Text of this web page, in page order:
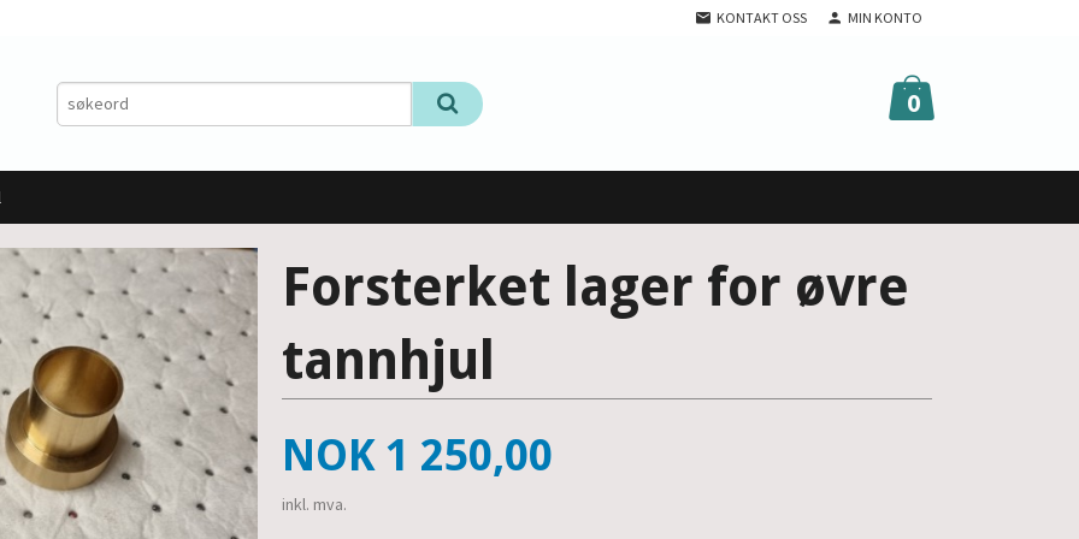
KONTAKT OSS MIN KONTO
0
Forsterket lager for øvre
tannhjul
Pris
NOK 1 250,00
inkl. mva.